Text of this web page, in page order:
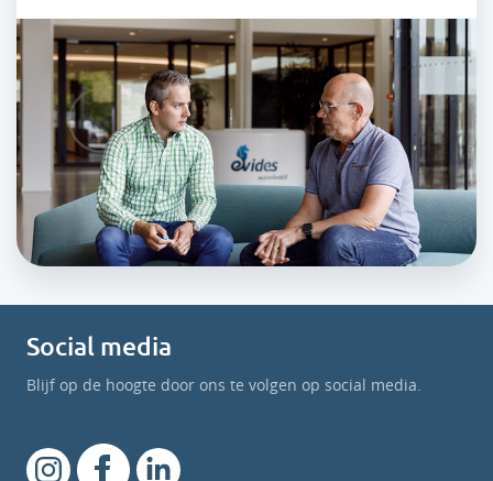
Social media
Blijf op de hoogte door ons te volgen op social media.